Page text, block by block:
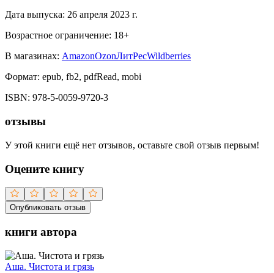
Дата выпуска: 26 апреля 2023 г.
Возрастное ограничение: 18+
В магазинах: AmazonOzonЛитРесWildberries
Формат: epub, fb2, pdfRead, mobi
ISBN: 978-5-0059-9720-3
отзывы
У этой книги ещё нет отзывов, оставьте свой отзыв первым!
Оцените книгу
Опубликовать отзыв
книги автора
Аша. Чистота и грязь